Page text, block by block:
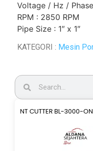
Voltage / Hz /
RPM : 2850 RPM
Pipe Size : 1″ x 1″
KATEGORI : Mesin
NT CUTTER BL-3000-ON